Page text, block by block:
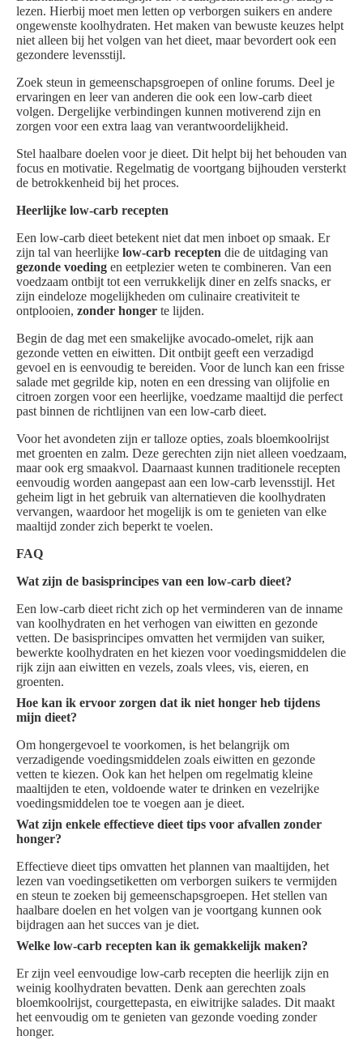
lezen. Hierbij moet men letten op verborgen suikers en andere
ongewenste koolhydraten. Het maken van bewuste keuzes helpt
niet alleen bij het volgen van het dieet, maar bevordert ook een
gezondere levensstijl.
Zoek steun in gemeenschapsgroepen of online forums. Deel je
ervaringen en leer van anderen die ook een low-carb dieet
volgen. Dergelijke verbindingen kunnen motiverend zijn en
zorgen voor een extra laag van verantwoordelijkheid.
Stel haalbare doelen voor je dieet. Dit helpt bij het behouden van
focus en motivatie. Regelmatig de voortgang bijhouden versterkt
de betrokkenheid bij het proces.
Heerlijke low-carb recepten
Een low-carb dieet betekent niet dat men inboet op smaak. Er
zijn tal van heerlijke low-carb recepten die de uitdaging van
gezonde voeding en eetplezier weten te combineren. Van een
voedzaam ontbijt tot een verrukkelijk diner en zelfs snacks, er
zijn eindeloze mogelijkheden om culinaire creativiteit te
ontplooien, zonder honger te lijden.
Begin de dag met een smakelijke avocado-omelet, rijk aan
gezonde vetten en eiwitten. Dit ontbijt geeft een verzadigd
gevoel en is eenvoudig te bereiden. Voor de lunch kan een frisse
salade met gegrilde kip, noten en een dressing van olijfolie en
citroen zorgen voor een heerlijke, voedzame maaltijd die perfect
past binnen de richtlijnen van een low-carb dieet.
Voor het avondeten zijn er talloze opties, zoals bloemkoolrijst
met groenten en zalm. Deze gerechten zijn niet alleen voedzaam,
maar ook erg smaakvol. Daarnaast kunnen traditionele recepten
eenvoudig worden aangepast aan een low-carb levensstijl. Het
geheim ligt in het gebruik van alternatieven die koolhydraten
vervangen, waardoor het mogelijk is om te genieten van elke
maaltijd zonder zich beperkt te voelen.
FAQ
Wat zijn de basisprincipes van een low-carb dieet?
Een low-carb dieet richt zich op het verminderen van de inname
van koolhydraten en het verhogen van eiwitten en gezonde
vetten. De basisprincipes omvatten het vermijden van suiker,
bewerkte koolhydraten en het kiezen voor voedingsmiddelen die
rijk zijn aan eiwitten en vezels, zoals vlees, vis, eieren, en
groenten.
Hoe kan ik ervoor zorgen dat ik niet honger heb tijdens
mijn dieet?
Om hongergevoel te voorkomen, is het belangrijk om
verzadigende voedingsmiddelen zoals eiwitten en gezonde
vetten te kiezen. Ook kan het helpen om regelmatig kleine
maaltijden te eten, voldoende water te drinken en vezelrijke
voedingsmiddelen toe te voegen aan je dieet.
Wat zijn enkele effectieve dieet tips voor afvallen zonder
honger?
Effectieve dieet tips omvatten het plannen van maaltijden, het
lezen van voedingsetiketten om verborgen suikers te vermijden
en steun te zoeken bij gemeenschapsgroepen. Het stellen van
haalbare doelen en het volgen van je voortgang kunnen ook
bijdragen aan het succes van je diet.
Welke low-carb recepten kan ik gemakkelijk maken?
Er zijn veel eenvoudige low-carb recepten die heerlijk zijn en
weinig koolhydraten bevatten. Denk aan gerechten zoals
bloemkoolrijst, courgettepasta, en eiwitrijke salades. Dit maakt
het eenvoudig om te genieten van gezonde voeding zonder
honger.